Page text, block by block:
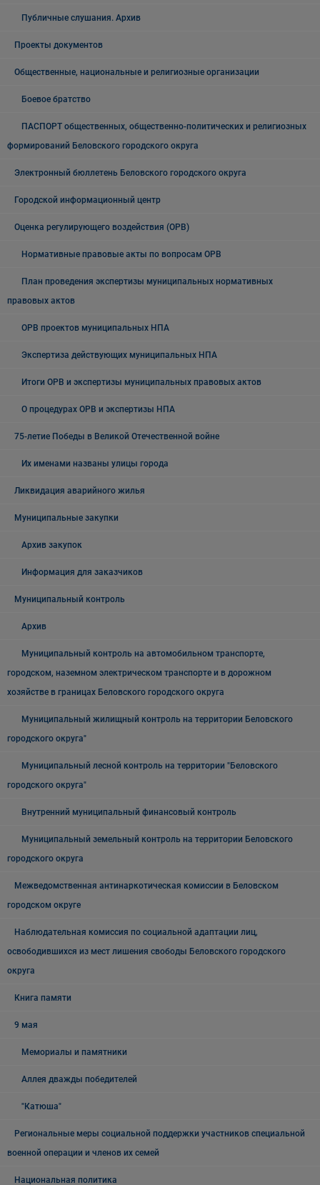
Публичные слушания. Архив
Проекты документов
Общественные, национальные и религиозные организации
Боевое братство
ПАСПОРТ общественных, общественно-политических и религиозных
формирований Беловского городского округа
Электронный бюллетень Беловского городского округа
Городской информационный центр
Оценка регулирующего воздействия (ОРВ)
Нормативные правовые акты по вопросам ОРВ
План проведения экспертизы муниципальных нормативных
правовых актов
ОРВ проектов муниципальных НПА
Экспертиза действующих муниципальных НПА
Итоги ОРВ и экспертизы муниципальных правовых актов
О процедурах ОРВ и экспертизы НПА
75-летие Победы в Великой Отечественной войне
Их именами названы улицы города
Ликвидация аварийного жилья
Муниципальные закупки
Архив закупок
Информация для заказчиков
Муниципальный контроль
Архив
Муниципальный контроль на автомобильном транспорте,
городском, наземном электрическом транспорте и в дорожном
хозяйстве в границах Беловского городского округа
Муниципальный жилищный контроль на территории Беловского
городского округа"
Муниципальный лесной контроль на территории "Беловского
городского округа"
Внутренний муниципальный финансовый контроль
Муниципальный земельный контроль на территории Беловского
городского округа
Межведомственная антинаркотическая комиссии в Беловском
городском округе
Наблюдательная комиссия по социальной адаптации лиц,
освободившихся из мест лишения свободы Беловского городского
округа
Книга памяти
9 мая
Мемориалы и памятники
Аллея дважды победителей
"Катюша"
Региональные меры социальной поддержки участников специальной
военной операции и членов их семей
Национальная политика